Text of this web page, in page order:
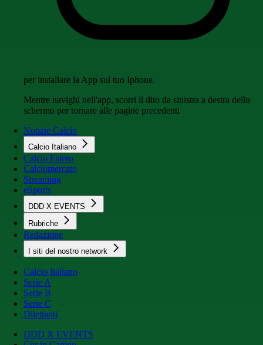
per installare la App sul tuo Iphone.
Mentre navighi nell'app, scorri il dito da sinistra a destra dello
schermo per tornare alle pagine precedenti
Notizie Calcio
Calcio Italiano
Calcio Estero
Calciomercato
Streaming
eSports
DDD X EVENTS
Rubriche
Redazione
I siti del nostro network
Calcio Italiano
Serie A
Serie B
Serie C
Dilettanti
DDD X EVENTS